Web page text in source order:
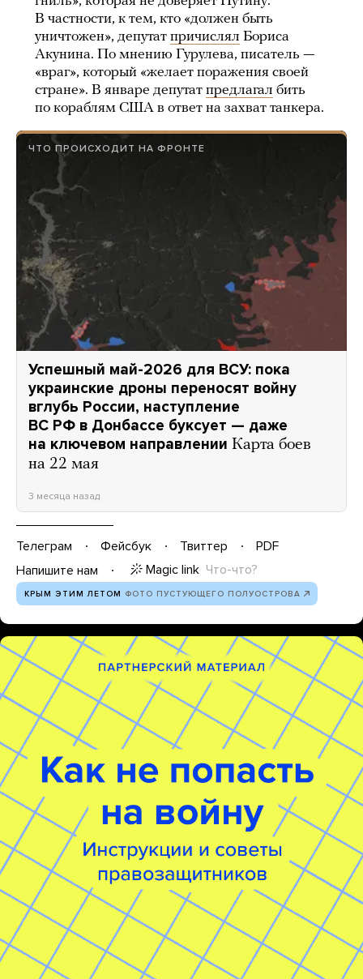
В частности, к тем, кто «должен быть
уничтожен», депутат причислял Бориса
Акунина. По мнению Гурулева, писатель —
«враг», который «желает поражения своей
стране». В январе депутат предлагал бить
по кораблям США в ответ на захват танкера.
ЧТО ПРОИСХОДИТ НА ФРОНТЕ
Успешный май-2026 для ВСУ: пока
украинские дроны переносят войну
вглубь России, наступление
ВС РФ в Донбассе буксует — даже
на ключевом направлении Карта боев
на 22 мая
3 месяца назад
Телеграм Фейсбук Твиттер
PDF
Напишите нам
Magic link Что-что?
КРЫМ ЭТИМ ЛЕТОМ ФОТО ПУСТУЮЩЕГО ПОЛУОСТРОВА